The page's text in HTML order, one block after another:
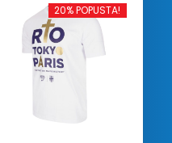
ima
više
varijanti.
Opcije
izabrane
20% POPUSTA!